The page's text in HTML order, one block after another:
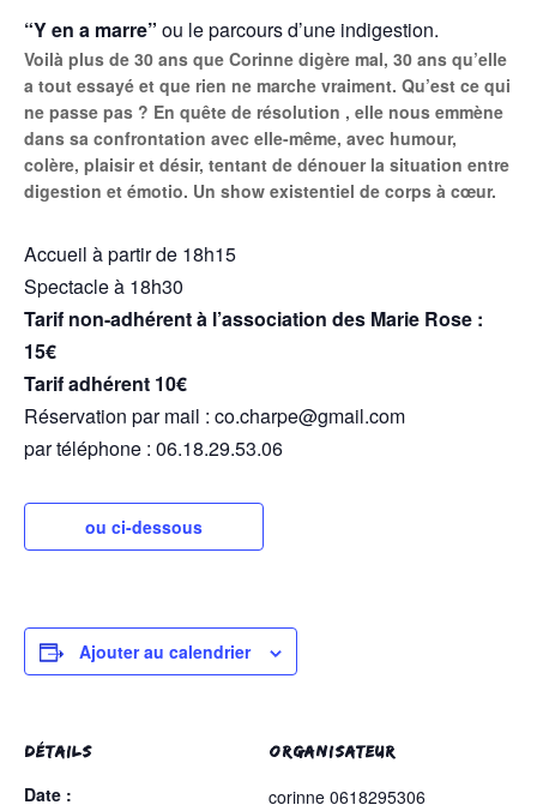
“Y en a marre” ou le parcours d’une indigestion.
Voilà plus de 30 ans que Corinne digère mal, 30 ans qu’elle
a tout essayé et que rien ne marche vraiment. Qu’est ce qui
ne passe pas ? En quête de résolution , elle nous emmène
dans sa confrontation avec elle-même, avec humour,
colère, plaisir et désir, tentant de dénouer la situation entre
digestion et émotio. Un show existentiel de corps à cœur.
Accueil à partir de 18h15
Spectacle à 18h30
Tarif non-adhérent à l’association des Marie Rose :
15€
Tarif adhérent 10€
Réservation par mail : co.charpe@gmail.com
par téléphone : 06.18.29.53.06
ou ci-dessous
Ajouter au calendrier
DÉTAILS
Date :
ORGANISATEUR
corinne 0618295306